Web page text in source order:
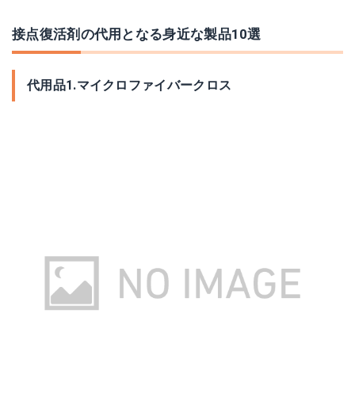
接点復活剤の代用となる身近な製品10選
代用品1.マイクロファイバークロス